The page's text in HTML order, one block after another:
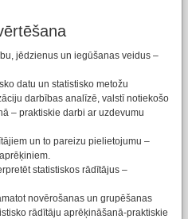
jēdzienus un iegūšanas veidus –
datu un statistisko metožu
darbības analīzē, valstī notiekošo
– praktiskie darbi ar uzdevumu
un to pareizu pielietojumu –
statistiskos rādītājus –
novērošanas un grupēšanas
rādītāju aprēķināšanā-praktiskie